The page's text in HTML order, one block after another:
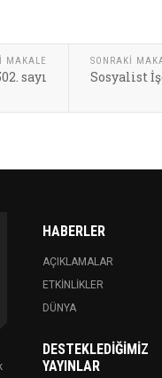
MAKALE
sayı
SONRAKI
Sosyalist
HABERLER
AÇIKLAMALAR
ETKINLIKLER
DÜNYA
DESTEKLEDIĞIMIZ
YAYINLAR